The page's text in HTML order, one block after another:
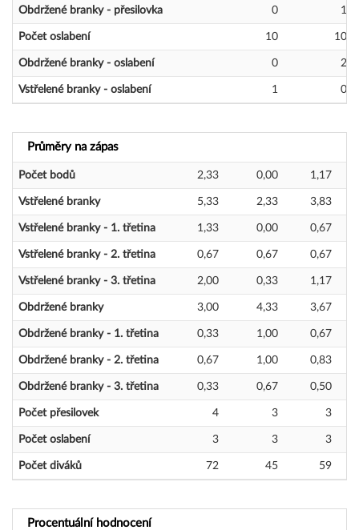
Obdržené branky - přesilovka 0 1
Počet oslabení 10 10
Obdržené branky - oslabení 0 2
Vstřelené branky - oslabení 1 0
Průměry na zápas
Počet bodů 2,33 0,00 1,17
Vstřelené branky 5,33 2,33 3,83
Vstřelené branky - 1. třetina 1,33 0,00 0,67
Vstřelené branky - 2. třetina 0,67 0,67 0,67
Vstřelené branky - 3. třetina 2,00 0,33 1,17
Obdržené branky 3,00 4,33 3,67
Obdržené branky - 1. třetina 0,33 1,00 0,67
Obdržené branky - 2. třetina 0,67 1,00 0,83
Obdržené branky - 3. třetina 0,33 0,67 0,50
Počet přesilovek 4 3 3
Počet oslabení 3 3 3
Počet diváků 72 45 59
Procentuální hodnocení